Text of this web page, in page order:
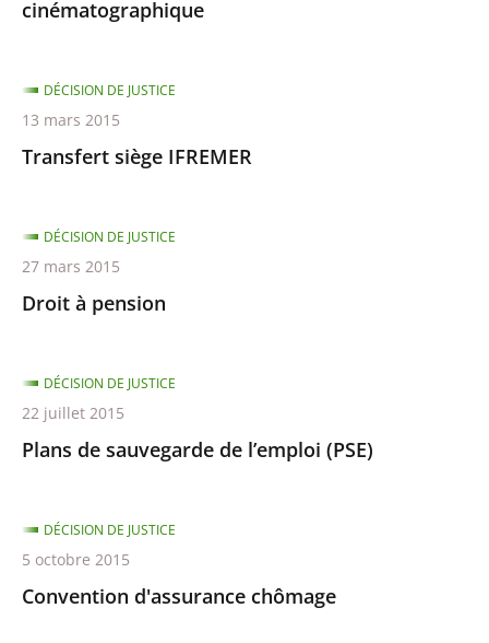
cinématographique
Transfert siège IFREMER
DÉCISION DE JUSTICE
13 mars 2015
Droit à pension
DÉCISION DE JUSTICE
27 mars 2015
Plans de sauvegarde de l’emploi (PSE)
DÉCISION DE JUSTICE
22 juillet 2015
Convention d'assurance chômage
DÉCISION DE JUSTICE
5 octobre 2015